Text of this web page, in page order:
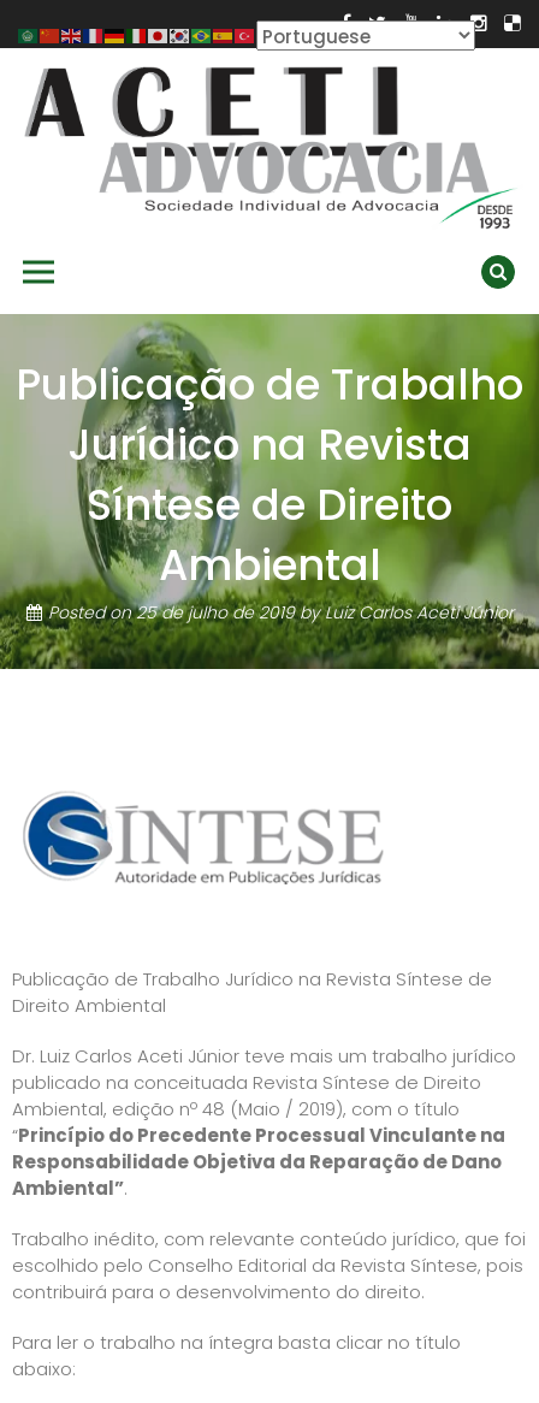
to
content
Publicação de Trabalho
Jurídico na Revista
Síntese de Direito
Ambiental
Posted on25 de julho de 2019byLuiz Carlos Aceti Júnior
Publicação de Trabalho Jurídico na Revista Síntese de
Direito Ambiental
Dr. Luiz Carlos Aceti Júnior teve mais um trabalho jurídico
publicado na conceituada Revista Síntese de Direito
Ambiental, edição nº 48 (Maio / 2019), com o título
“Princípio do Precedente Processual Vinculante na
Responsabilidade Objetiva da Reparação de Dano
Ambiental”.
Trabalho inédito, com relevante conteúdo jurídico, que foi
escolhido pelo Conselho Editorial da Revista Síntese, pois
contribuirá para o desenvolvimento do direito.
Para ler o trabalho na íntegra basta clicar no título
abaixo: